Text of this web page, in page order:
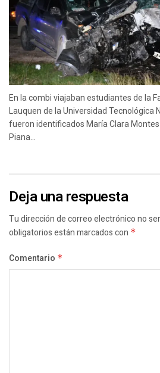
En la combi viajaban estudiantes de la
Lauquen de la Universidad Tecnológica
fueron identificados María Clara
Piana...
Deja una respuesta
Tu dirección de correo electrónico no
obligatorios están marcados con *
Comentario *